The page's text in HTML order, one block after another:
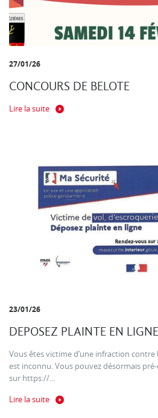
27/01/26
CONCOURS DE BELOTE
Lire la suite
23/01/26
DEPOSEZ PLAINTE EN LIGNE
Vous êtes victime d’une infraction contre
est inconnu. Vous pouvez désormais
sur https://...
Lire la suite